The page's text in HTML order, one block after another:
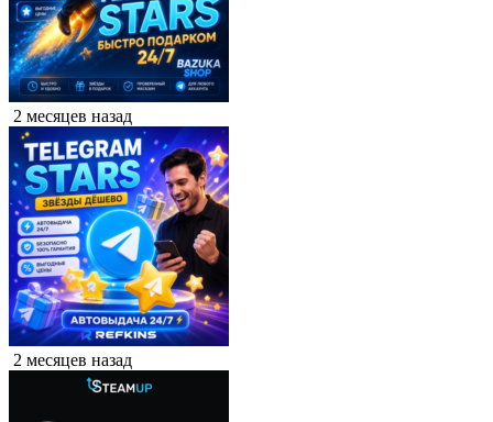
2 месяцев назад
2 месяцев назад